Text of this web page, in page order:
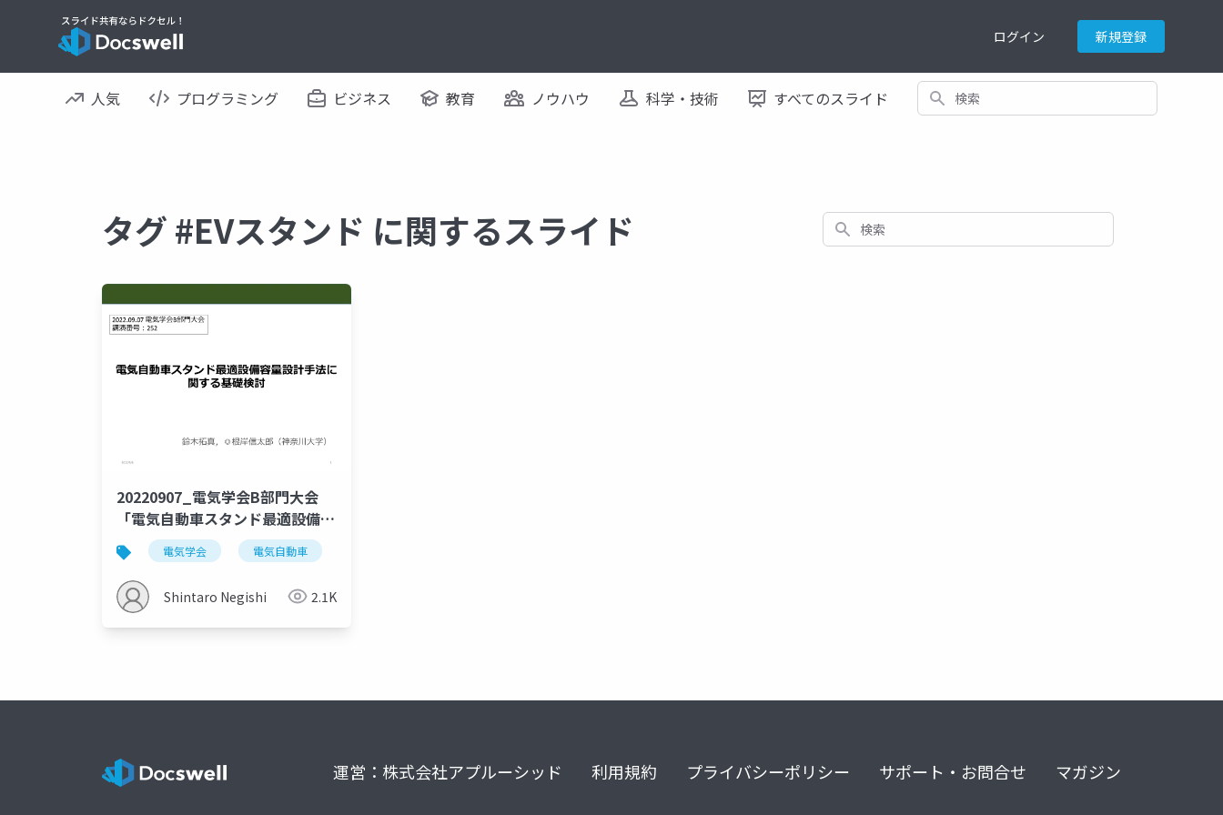
ログイン 新規登録
人気 プログラミング ビジネス 教育 ノウハウ 科学・技術 すべてのスライド 検索
タグ #EVスタンド に関するスライド 検索
20220907_電気学会B部門大会
「電気自動車スタンド最適設備容
量設計手法に関する基礎検討」
電気学会 電気自動車
Shintaro Negishi 2.1K
運営：株式会社アプルーシッド 利用規約 プライバシーポリシー サポート・お問合せ マガジン